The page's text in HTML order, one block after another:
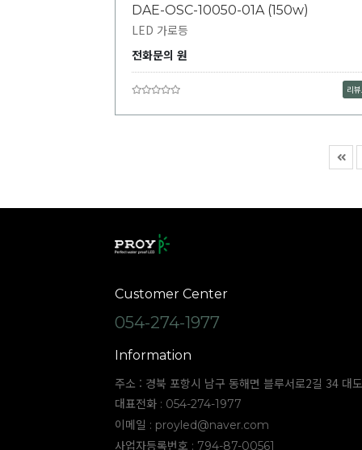
DAE-OSC-10050-01A (150w)
LED 가로등
전화문의 원
리
Customer Center
054-274-1977
Information
주소 : 경북 포항시 남구 동해면 블루서로2길 34 대
대표전화 : 054-274-1977
이메일 : proyled@naver.com
사업자등록번호 : 794-87-00561